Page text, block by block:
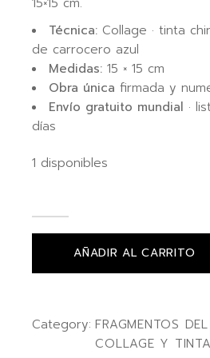
Técnica: Collage · tinta
de carrocero azul
Medidas: 15 × 15 cm
Obra única firmada y
Envío gratuito mundial ·
días
1 disponibles
AÑADIR AL CARRITO
Category: FRAGMENTOS
COLLAGE Y